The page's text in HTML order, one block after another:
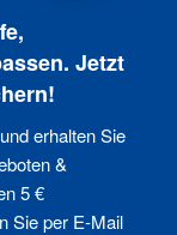
Jetzt
erhalten Sie
&
5 €
Sie per E-Mail